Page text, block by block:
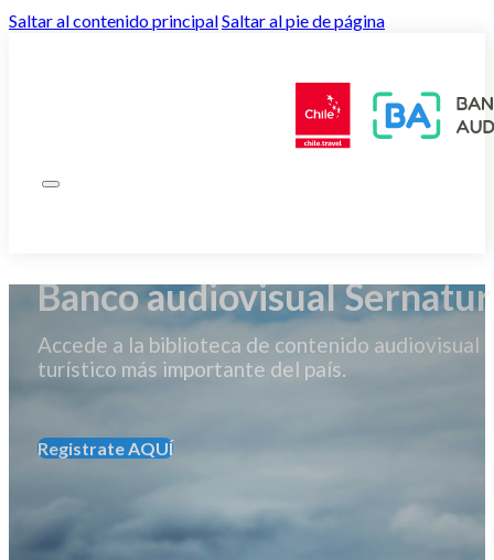
Saltar al contenido principalSaltar al pie de página
Banco audiovisual Sernatur
Accede a la biblioteca de contenido audiovisual
turístico más importante del país.
Registrate AQUÍ